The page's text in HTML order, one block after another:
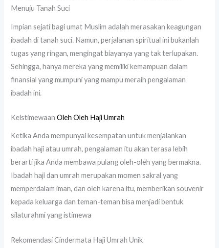
Menuju Tanah Suci
Impian sejati bagi umat Muslim adalah merasakan keagungan
ibadah di tanah suci. Namun, perjalanan spiritual ini bukanlah
tugas yang ringan, mengingat biayanya yang tak terlupakan.
Sehingga, hanya mereka yang memiliki kemampuan dalam
finansial yang mumpuni yang mampu meraih pengalaman
ibadah ini.
KeistimewaanOleh Oleh Haji Umrah
Ketika Anda mempunyai kesempatan untuk menjalankan
ibadah haji atau umrah, pengalaman itu akan terasa lebih
berarti jika Anda membawa pulang oleh-oleh yang bermakna.
Ibadah haji dan umrah merupakan momen sakral yang
memperdalam iman, dan oleh karena itu, memberikan souvenir
kepada keluarga dan teman-teman bisa menjadi bentuk
silaturahmi yang istimewa
Rekomendasi Cindermata Haji Umrah Unik